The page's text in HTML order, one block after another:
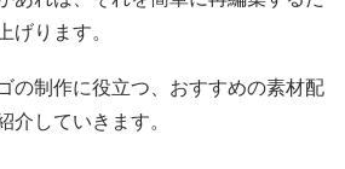
げります。
の制作に役立つ、おすすめの素材配
介していきます。